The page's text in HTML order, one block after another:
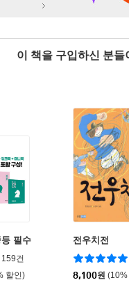
이 책을 구입하신 분
필수
159건
할인)
전우치전
8,100원 (10%